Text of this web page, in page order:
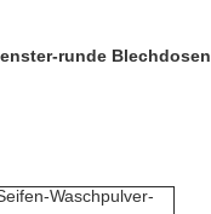
runde Blechdosen
Waschpulver-